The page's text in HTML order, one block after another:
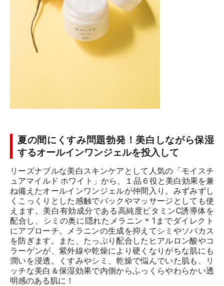
夏の間にくすみ問題勃発！美白しながら保湿
するオールインワンジェルを投入して
リーズナブルな美白スキンケアとして人気の「モイスチ
ュアマイルド ホワイト」から、１品６役と美白効果を兼
ね備えたオールインワンジェルが仲間入り。みずみずし
くこっくりとした感触でパックやマッサージとしても使
えます。美白有効成分である高純度ビタミンC誘導体を
配合し、シミの奥に隠れたメラニン＊1までダイレクト
にアプローチ。メラニンの生成を抑えてシミやソバカス
を防ぎます。また、たっぷり配合したヒアルロン酸やコ
ラーゲンが、紫外線や乾燥により硬くなりがちな肌にも
潤いを浸透。くすみやシミ、乾燥で悩んでいた肌も、リ
ッチな美白＆保湿効果で内側からふっくらやわらかい透
明感のある肌に！